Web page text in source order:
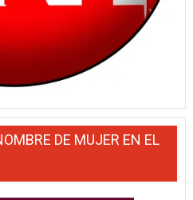
DE MUJER EN EL